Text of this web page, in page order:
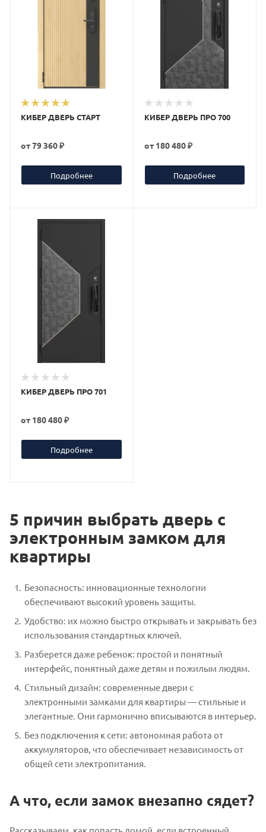
КИБЕР ДВЕРЬ СТАРТ
от79 360 ₽
Подробнее
КИБЕР ДВЕРЬ ПРО 700
от 180 480 ₽
Подробнее
КИБЕР ДВЕРЬ ПРО 701
от 180 480 ₽
Подробнее
5 причин выбрать дверь с
электронным замком для
квартиры
Безопасность: инновационные технологии
обеспечивают высокий уровень защиты.
Удобство: их можно быстро открывать и закрывать без
использования стандартных ключей.
Разберется даже ребенок: простой и понятный
интерфейс, понятный даже детям и пожилым людям.
Стильный дизайн: современные двери с
электронными замками для квартиры — стильные и
элегантные. Они гармонично вписываются в интерьер.
Без подключения к сети: автономная работа от
аккумуляторов, что обеспечивает независимость от
общей сети электропитания.
А что, если замок внезапно сядет?